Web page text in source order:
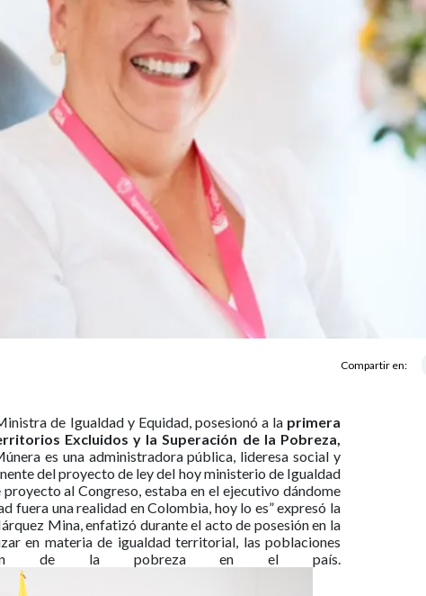
Compartir en:
de Igualdad y Equidad, posesionó a laprimera
Excluidos y la Superación de la Pobreza,
es una administradora pública, lideresa social y
del proyecto de ley del hoy ministerio de Igualdad
al Congreso, estaba en el ejecutivo dándome
fuera una realidad en Colombia, hoy lo es” expresó la
Mina, enfatizó durante el acto de posesión en la
en materia de igualdad territorial, las poblaciones
de la pobreza en el país.